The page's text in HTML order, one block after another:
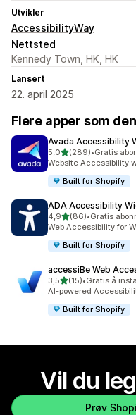
Utvikler
AccessibilityWay
Nettsted
Kennedy Town, HK, HK
Lansert
22. april 2025
Flere apper som
Avada Accessibility
5,0av 5 stjerner
(289)
Totalt 289 omtaler
•Gratis
Website Accessibility
Built for Shopify
ADA Accessibility
4,9av 5 stjerner
(86)
Totalt 86 omtaler
•Gratis
Web Accessibility for
Built for Shopify
accessiBe Web
3,5av 5 stjerner
(15)
Totalt 15 omtaler
•Gratis å
AI-powered
Built for Shopify
Vil du
Prøv